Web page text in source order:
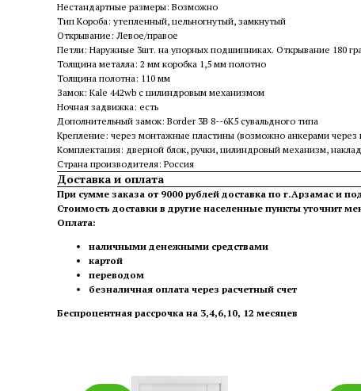
Нестандартные размеры: Возможно
Тип Короба: утепленный, цельногнутый, замкнутый
Открывание: Левое/правое
Петли: Наружные 3шт. на упорных подшипниках. Открывание 180
Толщина металла: 2 мм коробка 1,5 мм полотно
Толщина полотна: 110 мм
Замок: Kale 442wb с цилиндровым механизмом
Ночная задвижка: есть
Дополнительный замок: Border 3B 8--6K5 сувальдного типа
Крепление: через монтажные пластины (возможно анкерами через
Комплектация: дверной блок, ручки, цилиндровый механизм,
Страна производителя: Россия
Доставка и оплата
При сумме заказа от 9000 рублей доставка по г.Арзамас и
Стоимость доставки в другие населенные пункты уточнит
Оплата:
наличными денежными средствами
картой
переводом
безналичная оплата через расчетный счет
Беспроцентная рассрочка на 3,4,6,10, 12 месяцев